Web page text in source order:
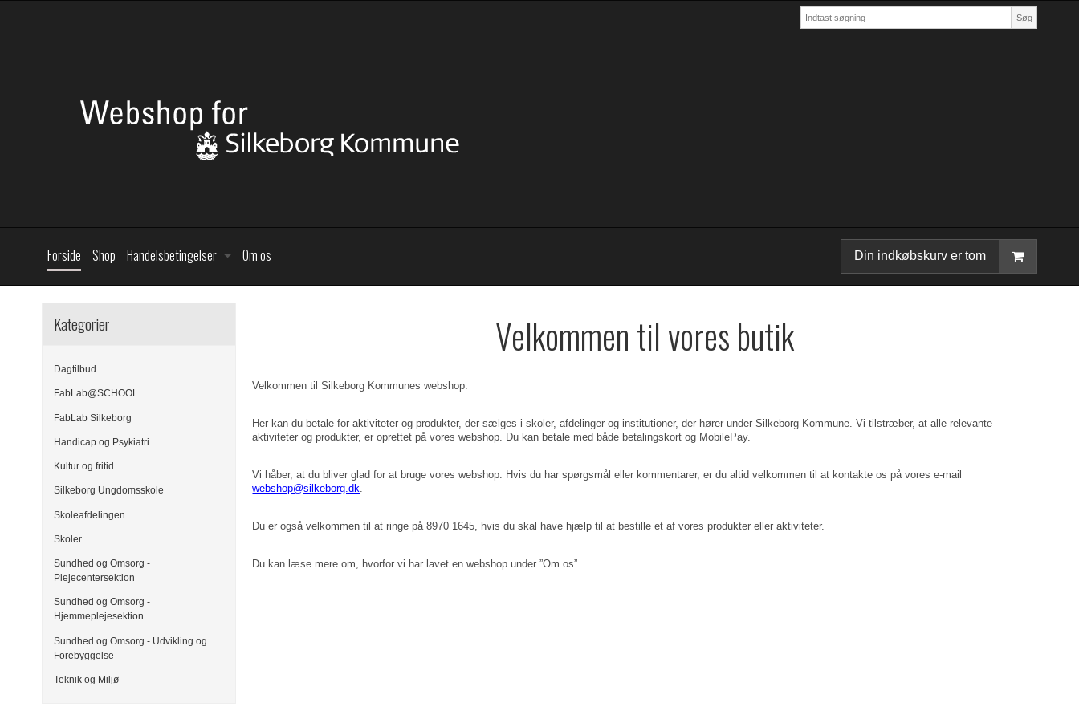
Søg
Forside Shop Handelsbetingelser Om os Din indkøbskurv er tom
Kategorier
Dagtilbud
FabLab@SCHOOL
FabLab Silkeborg
Handicap og Psykiatri
Kultur og fritid
Silkeborg Ungdomsskole
Skoleafdelingen
Skoler
Sundhed og Omsorg -
Plejecentersektion
Sundhed og Omsorg -
Hjemmeplejesektion
Sundhed og Omsorg - Udvikling og
Forebyggelse
Teknik og Miljø
Velkommen til vores butik
Velkommen til Silkeborg Kommunes webshop.
Her kan du betale for aktiviteter og produkter, der sælges i skoler, afdelinger og institutioner, der hører under Silkeborg Kommune. Vi tilstræber, at alle relevante
aktiviteter og produkter, er oprettet på vores webshop. Du kan betale med både betalingskort og MobilePay.
Vi håber, at du bliver glad for at bruge vores webshop. Hvis du har spørgsmål eller kommentarer, er du altid velkommen til at kontakte os på vores e-mail
webshop@silkeborg.dk.
Du er også velkommen til at ringe på 8970 1645, hvis du skal have hjælp til at bestille et af vores produkter eller aktiviteter.
Du kan læse mere om, hvorfor vi har lavet en webshop under ”Om os”.